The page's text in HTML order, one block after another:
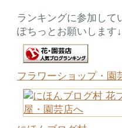
ランキングに参加して
ぽちっとお願いします↓
フラワーショップ・園